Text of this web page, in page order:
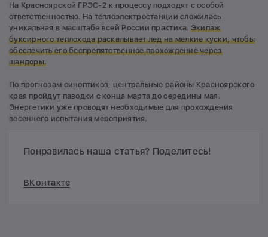
На Красноярской ГРЭС-2 к процессу подходят с особой
ответственностью. На теплоэлектростанции сложилась
уникальная в масштабе всей России практика. Экипаж
буксирного теплохода раскалывает лед на мелкие куски, чтобы
обеспечить его беспрепятственное прохождение через
шандоры.
По прогнозам синоптиков, центральные районы Красноярского
края пройдут паводки с конца марта до середины мая.
Энергетики уже проводят необходимые для прохождения
весеннего испытания мероприятия.
Понравилась наша статья? Поделитесь!
ВКонтакте